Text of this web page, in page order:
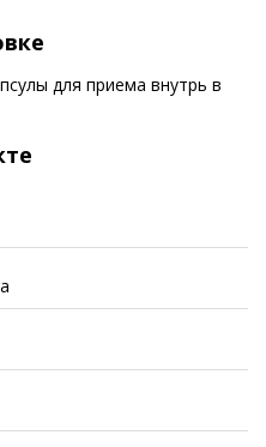
для приема внутрь в